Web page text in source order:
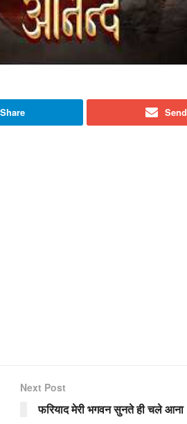
Share Send
Next Post
फरियाद मेरी भगवन सुनते ही चले आना